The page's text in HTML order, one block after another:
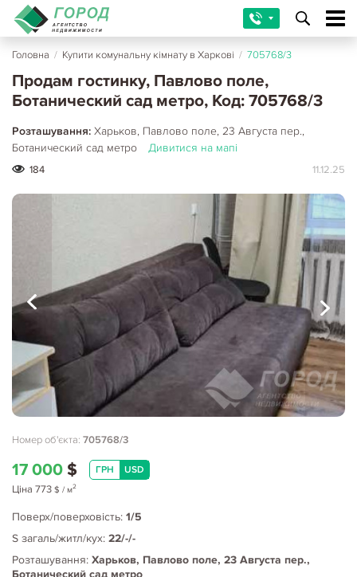
Головна / Купити комунальну кімнату в Харкові / 705768/3
Продам гостинку, Павлово поле,
Ботанический сад метро, Код: 705768/3
Розташування: Харьков, Павлово поле, 23 Августа пер.,
Ботанический сад метро
Дивитися на мапі
184 11.12.25
Номер об'єкта: 705768/3
17 000 $ ГРН USD
Ціна 773 $ / м2
Поверх/поверховість: 1/5
S загаль/житл/кух: 22/-/-
Розташування: Харьков, Павлово поле, 23 Августа пер.,
Ботанический сад метро